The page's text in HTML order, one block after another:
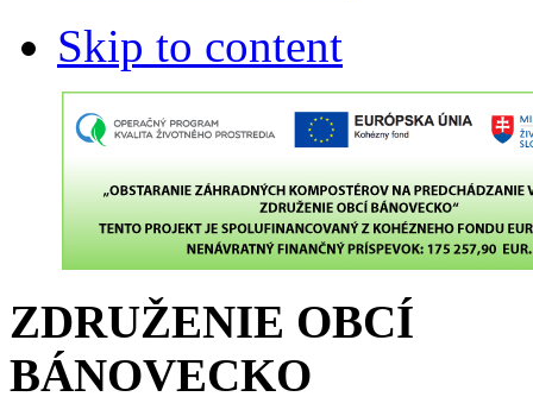
Skip to content
ZDRUŽENIE OBCÍ
BÁNOVECKO